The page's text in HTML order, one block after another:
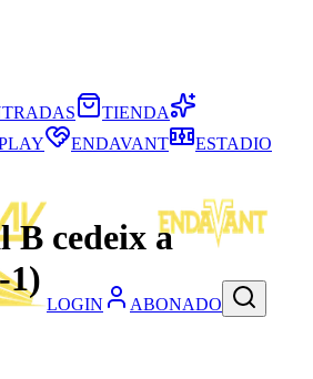
LOGIN ABONADO
TIENDA
ENDAVANT ESTADIO
cedeix a
1)